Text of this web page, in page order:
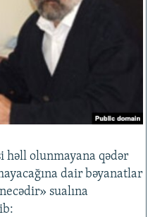
həll olunmayana qədər
dair bəyanatlar
sualına